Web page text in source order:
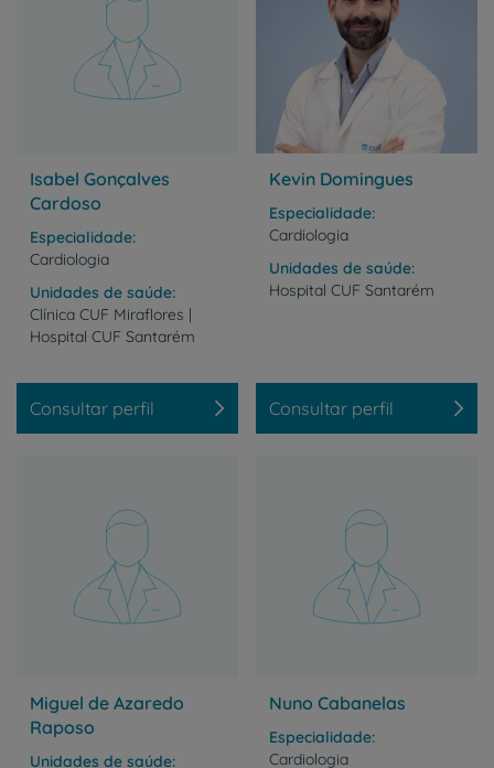
Isabel Gonçalves
Cardoso
Especialidade
Cardiologia
Unidades de saúde
Clínica CUF Miraflores |
Hospital CUF Santarém
Consultar perfil
Kevin Domingues
Especialidade
Cardiologia
Unidades de saúde
Hospital CUF Santarém
Consultar perfil
Miguel de Azaredo
Raposo
Unidades de saúde
Nuno Cabanelas
Especialidade
Cardiologia